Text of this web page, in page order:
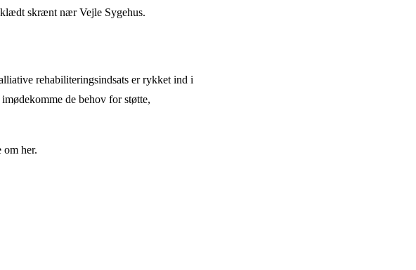
skrænt nær Vejle Sygehus.
rehabiliteringsindsats er rykket ind i
de behov for støtte,
her.